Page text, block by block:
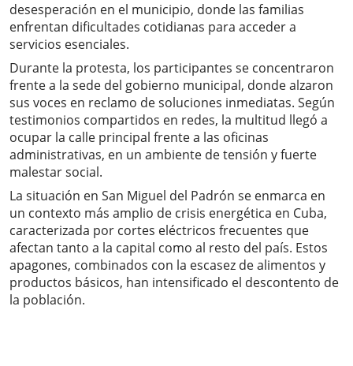
desesperación en el municipio, donde las familias
enfrentan dificultades cotidianas para acceder a
servicios esenciales.
Durante la protesta, los participantes se concentraron
frente a la sede del gobierno municipal, donde alzaron
sus voces en reclamo de soluciones inmediatas. Según
testimonios compartidos en redes, la multitud llegó a
ocupar la calle principal frente a las oficinas
administrativas, en un ambiente de tensión y fuerte
malestar social.
La situación en San Miguel del Padrón se enmarca en
un contexto más amplio de crisis energética en Cuba,
caracterizada por cortes eléctricos frecuentes que
afectan tanto a la capital como al resto del país. Estos
apagones, combinados con la escasez de alimentos y
productos básicos, han intensificado el descontento de
la población.